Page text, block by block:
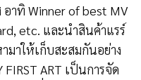
าทิ Winner of best MV
etc. และนำสินค้าแรร์
าให้เก็บสะสมกันอย่าง
ART เป็นการจัด